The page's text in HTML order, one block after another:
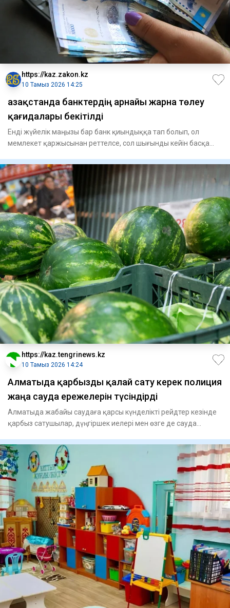
https://kaz.zakon.kz
10 Тамыз 2026 14:25
Қазақстанда банктердің арнайы жарна төлеу
қағидалары бекітілді
Енді жүйелік маңызы бар банк қиындыққа тап болып, ол
мемлекет қаржысынан реттелсе, сол шығынды кейін басқа
https://kaz.tengrinews.kz
10 Тамыз 2026 14:24
Алматыда қарбызды қалай сату керек полиция
жаңа сауда ережелерін түсіндірді
Алматыда жабайы саудаға қарсы күнделікті рейдтер кезінде
қарбыз сатушылар, дүңгіршек иелері мен өзге де сауда